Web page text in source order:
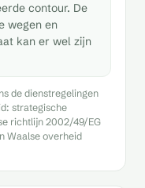
contour. De
wegen en
kan er wel zijn
de dienstregelingen
strategische
richtlijn 2002/49/EG
Waalse overheid